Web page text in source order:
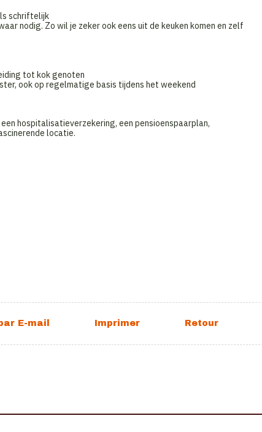
schriftelijk
nodig. Zo wil je zeker ook eens uit de keuken komen en zelf
tot kok genoten
ook op regelmatige basis tijdens het weekend
hospitalisatieverzekering, een pensioenspaarplan,
locatie.